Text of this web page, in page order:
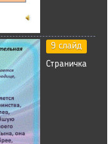
9 слайд
Страничка